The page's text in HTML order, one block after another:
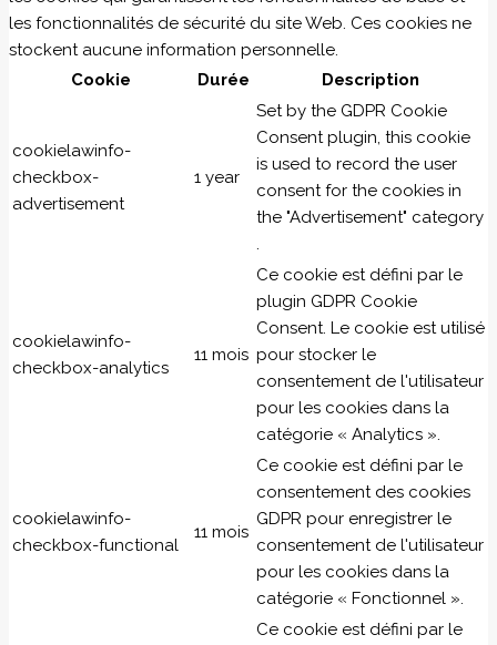
les fonctionnalités de sécurité du site Web. Ces cookies ne
stockent aucune information personnelle.
Cookie
Durée Description
cookielawinfo-
checkbox-
advertisement
1 year
Set by the GDPR Cookie
Consent plugin, this cookie
is used to record the user
consent for the cookies in
the "Advertisement" category
.
cookielawinfo-
checkbox-analytics
11 mois
Ce cookie est défini par le
plugin GDPR Cookie
Consent. Le cookie est utilisé
pour stocker le
consentement de l'utilisateur
pour les cookies dans la
catégorie « Analytics ».
cookielawinfo-
checkbox-functional
11 mois
Ce cookie est défini par le
consentement des cookies
GDPR pour enregistrer le
consentement de l'utilisateur
pour les cookies dans la
catégorie « Fonctionnel ».
Ce cookie est défini par le